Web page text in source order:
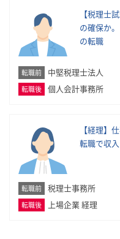
【税理士
の確保か
の転職
転職前 中堅税理士法人
転職後 個人会計事務所
【経理】
転職で収
転職前 税理士事務所
転職後 上場企業 経理